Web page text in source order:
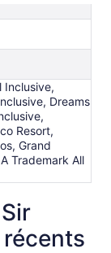
Inclusive,
Dreams
Resort,
Grand
Trademark All